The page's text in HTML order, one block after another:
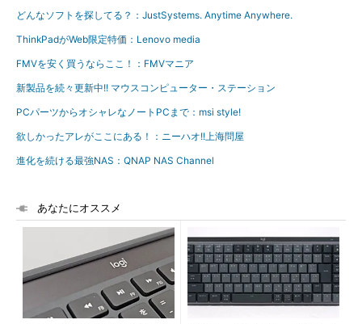
どんなソフトを探してる？：JustSystems. Anytime Anywhere.
ThinkPadがWeb限定特価：Lenovo media
FMVを安く買うならここ！：FMVマニア
新製品を続々更新中!! マウスコンピューター・ステーション
PCパーツからオシャレなノートPCまで：msi style!
欲しかったアレがここにある！：ニーハオ!!上海問屋
進化を続ける最強NAS：QNAP NAS Channel
あなたにオススメ